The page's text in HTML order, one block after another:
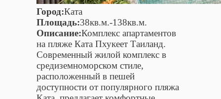
Город:Ката
Площадь:38кв.м.-138кв.м.
Описание:Комплекс апартаментов
на пляже Ката Пхукеет Таиланд.
Современный жилой комплекс в
средиземноморском стиле,
расположенный в пешей
доступности от популярного пляжа